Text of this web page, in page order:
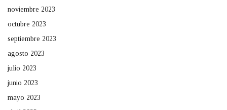
noviembre 2023
octubre 2023
septiembre 2023
agosto 2023
julio 2023
junio 2023
mayo 2023